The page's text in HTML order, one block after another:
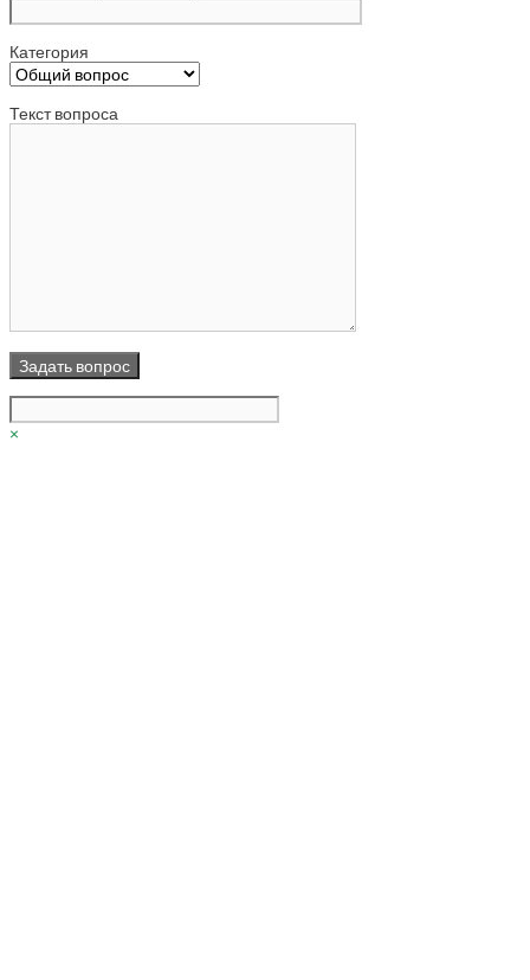
Категория
Текст вопроса
×